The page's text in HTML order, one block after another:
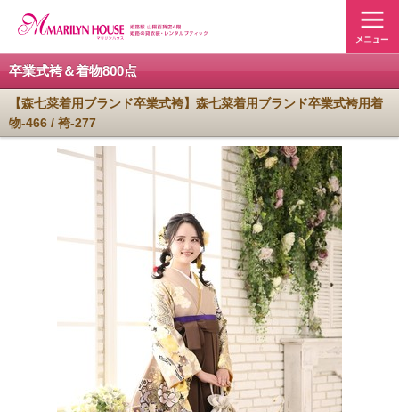
卒業式袴＆着物800点
【森七菜着用ブランド卒業式袴】森七菜着用ブランド卒業式袴用着
物-466 / 袴-277